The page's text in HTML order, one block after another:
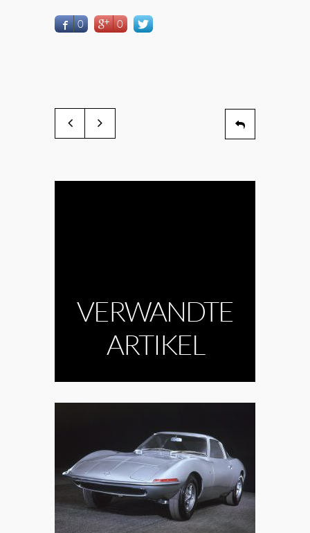
0 0
VERWANDTE
ARTIKEL